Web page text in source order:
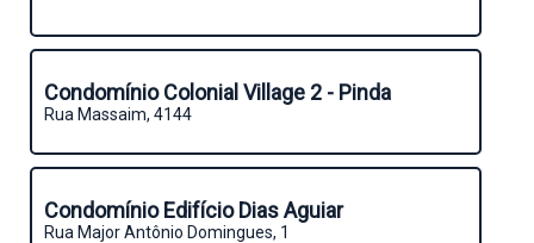
Condomínio Colonial Village 2 - Pinda
Rua Massaim, 4144
Condomínio Edifício Dias Aguiar
Rua Major Antônio Domingues, 1